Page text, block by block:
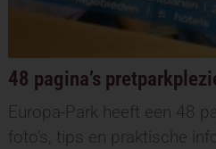
48 pagina’s
Europa-Park heeft een 48
foto’s, tips en praktische